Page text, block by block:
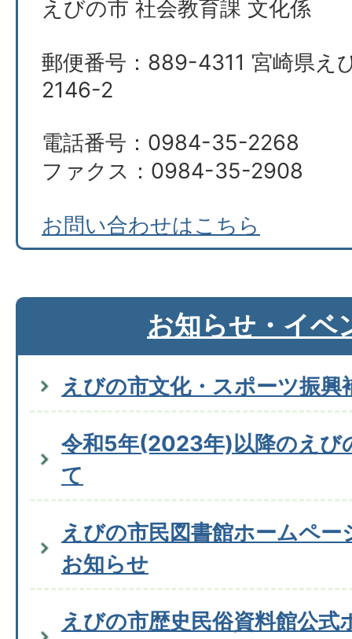
えびの市 社会教育課 文化係
郵便番号：889-4311 宮崎県え
2146-2
電話番号：0984-35-2268
ファクス：0984-35-2908
お問い合わせはこちら
お知らせ・イベ
えびの市文化・スポーツ振興
令和5年(2023年)以降のえび
て
えびの市民図書館ホームペー
お知らせ
えびの市歴史民俗資料館公式